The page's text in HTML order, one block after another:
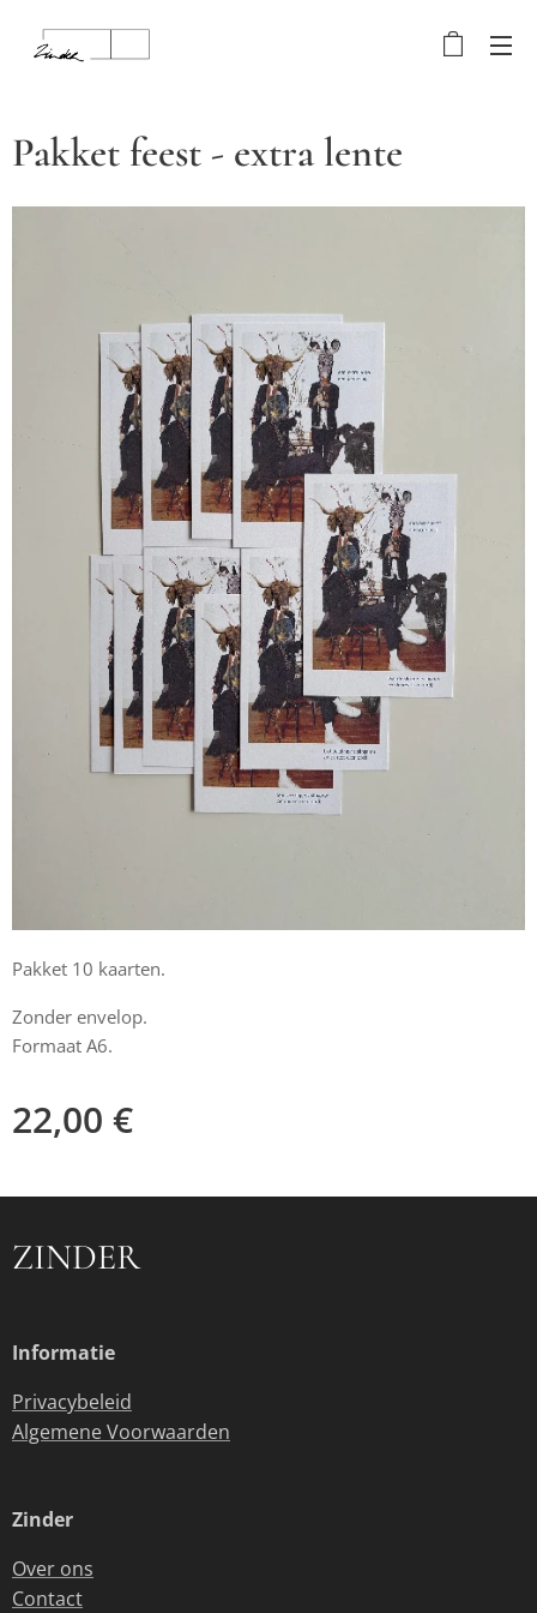
Pakket feest - extra lente
Pakket 10 kaarten.
Zonder envelop.
Formaat A6.
22,00 €
ZINDER
Informatie
Privacybeleid
Algemene Voorwaarden
Zinder
Over ons
Contact